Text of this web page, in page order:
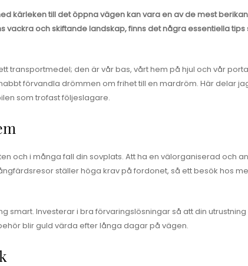
kärleken till det öppna vägen kan vara en av de mest
vackra och skiftande landskap, finns det några essentiella
transportmedel; den är vår bas, vårt hem på hjul och vår
förvandla drömmen om frihet till en mardröm. Här delar
som trofast följeslagare.
och i många fall din sovplats. Att ha en välorganiserad och
ställer höga krav på fordonet, så ett besök hos
smart. Investerar i bra förvaringslösningar så att din
blir guld värda efter långa dagar på vägen.